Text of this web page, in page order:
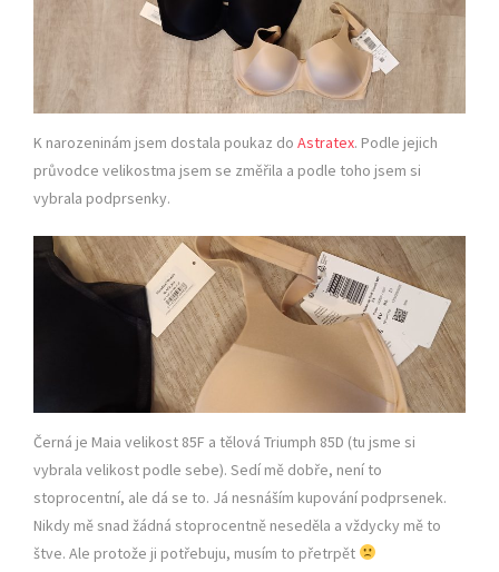
K narozeninám jsem dostala poukaz do Astratex. Podle jejich
průvodce velikostma jsem se změřila a podle toho jsem si
vybrala podprsenky.
Černá je Maia velikost 85F a tělová Triumph 85D (tu jsme si
vybrala velikost podle sebe). Sedí mě dobře, není to
stoprocentní, ale dá se to. Já nesnáším kupování podprsenek.
Nikdy mě snad žádná stoprocentně neseděla a vždycky mě to
štve. Ale protože ji potřebuju, musím to přetrpět